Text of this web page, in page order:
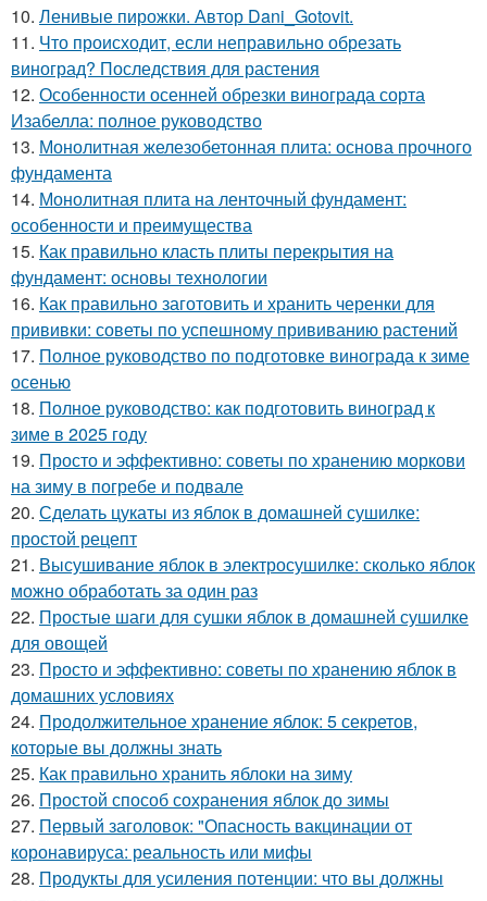
10. Ленивые пирожки. Автор Dani_Gotovit.
11. Что происходит, если неправильно обрезать
виноград? Последствия для растения
12. Особенности осенней обрезки винограда сорта
Изабелла: полное руководство
13. Монолитная железобетонная плита: основа прочного
фундамента
14. Монолитная плита на ленточный фундамент:
особенности и преимущества
15. Как правильно класть плиты перекрытия на
фундамент: основы технологии
16. Как правильно заготовить и хранить черенки для
прививки: советы по успешному прививанию растений
17. Полное руководство по подготовке винограда к зиме
осенью
18. Полное руководство: как подготовить виноград к
зиме в 2025 году
19. Просто и эффективно: советы по хранению моркови
на зиму в погребе и подвале
20. Сделать цукаты из яблок в домашней сушилке:
простой рецепт
21. Высушивание яблок в электросушилке: сколько яблок
можно обработать за один раз
22. Простые шаги для сушки яблок в домашней сушилке
для овощей
23. Просто и эффективно: советы по хранению яблок в
домашних условиях
24. Продолжительное хранение яблок: 5 секретов,
которые вы должны знать
25. Как правильно хранить яблоки на зиму
26. Простой способ сохранения яблок до зимы
27. Первый заголовок: "Опасность вакцинации от
коронавируса: реальность или мифы
28. Продукты для усиления потенции: что вы должны